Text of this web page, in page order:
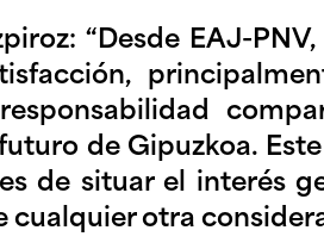
“Desde EAJ-
de Gipuzkoa.
de situar el interés
cualquier otra